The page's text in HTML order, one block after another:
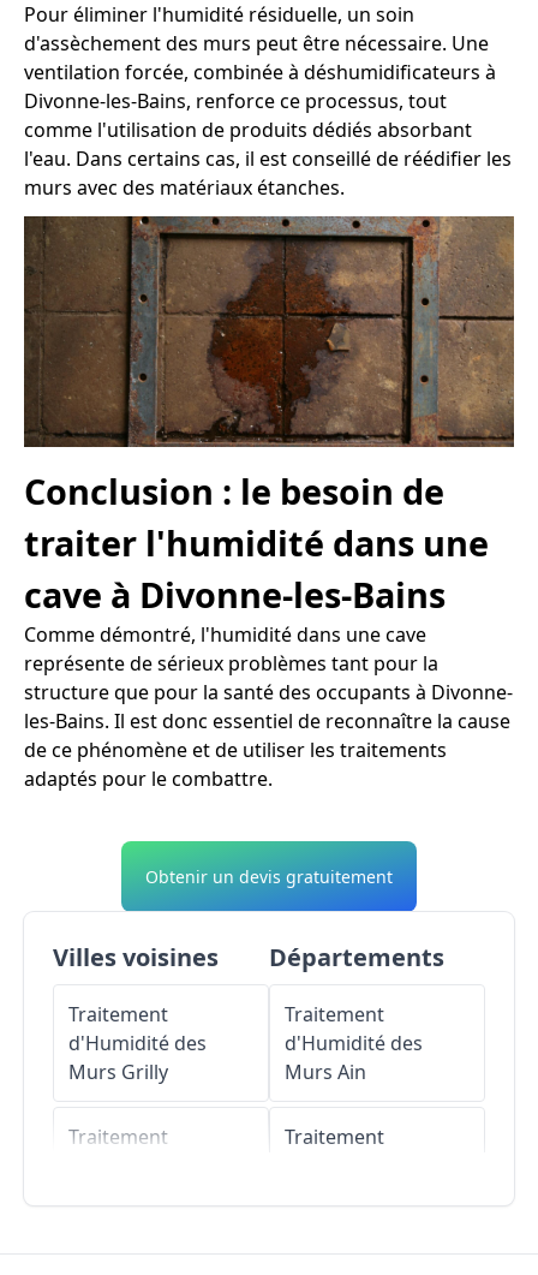
Pour éliminer l'humidité résiduelle, un soin
d'assèchement des murs peut être nécessaire. Une
ventilation forcée, combinée à déshumidificateurs à
Divonne-les-Bains, renforce ce processus, tout
comme l'utilisation de produits dédiés absorbant
l'eau. Dans certains cas, il est conseillé de réédifier les
murs avec des matériaux étanches.
Conclusion : le besoin de
traiter l'humidité dans une
cave à Divonne-les-Bains
Comme démontré, l'humidité dans une cave
représente de sérieux problèmes tant pour la
structure que pour la santé des occupants à Divonne-
les-Bains. Il est donc essentiel de reconnaître la cause
de ce phénomène et de utiliser les traitements
adaptés pour le combattre.
Obtenir un devis gratuitement
Villes voisines
Traitement
d'Humidité des
Murs Grilly
Traitement
Traitement
Départements
Traitement
d'Humidité des
Murs Ain
Traitement
Traitement